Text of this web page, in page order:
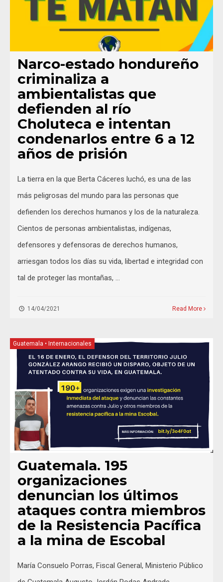
Narco-estado hondureño
criminaliza a
ambientalistas que
defienden al río
Choluteca e intentan
condenarlos entre 6 a 12
años de prisión
La tierra en la que Berta Cáceres luchó, es una de las
más peligrosas del mundo para las personas que
defienden los derechos humanos y los de la naturaleza.
Cientos de personas ambientalistas, indígenas,
defensores y defensoras de derechos humanos,
arriesgan todos los días su vida, libertad e integridad con
tal de proteger las montañas, …
14/04/2021 Read More
Guatemala • Internacionales
Guatemala. 195
organizaciones
denuncian los últimos
ataques contra miembros
de la Resistencia Pacífica
a la mina de Escobal
María Consuelo Porras, Fiscal General, Ministerio Público